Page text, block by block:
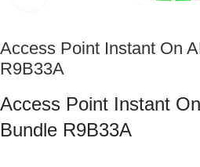
Access Point Instant On
R9B33A
Access Point Instant
Bundle R9B33A